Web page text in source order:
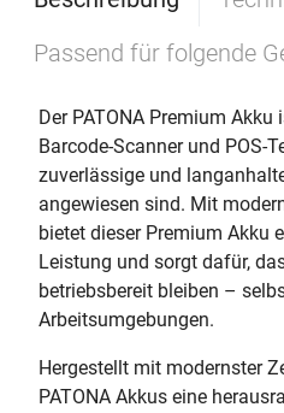
Passend für folgende
Der PATONA Premium
Barcode-Scanner und POS-
zuverlässige und
angewiesen sind. Mit
bietet dieser Premium Akku
Leistung und sorgt dafür,
betriebsbereit bleiben –
Arbeitsumgebungen.
Hergestellt mit modernster
PATONA Akkus eine